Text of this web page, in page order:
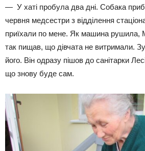
— У хаті пробула два дні. Собака
червня медсестри з відділення
приїхали по мене. Як машина рушила,
так пищав, що дів­чата не витримали.
його. Він одразу пішов до санітарки
що знову буде сам.